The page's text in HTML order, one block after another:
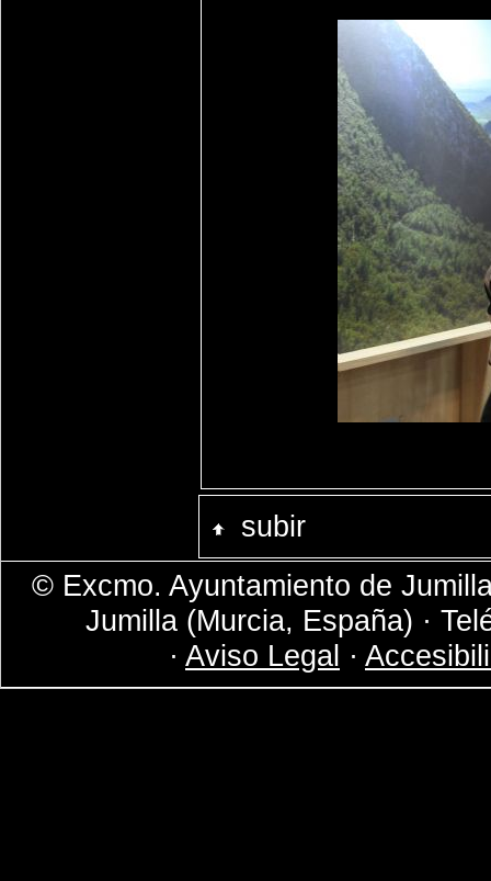
subir
© Excmo. Ayuntamiento de
Jumilla (Murcia, España) ·
· Aviso Legal ·